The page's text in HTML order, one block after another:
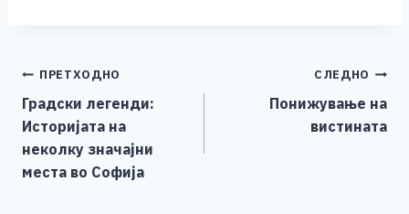
b
o
o
k
n
g
er
Li
n
Навигација
на
напис
ПРЕТХОДНО
Градски легенди:
Историјата на
неколку значајни
места во Софија
СЛЕДНО
Понижување на
вистината